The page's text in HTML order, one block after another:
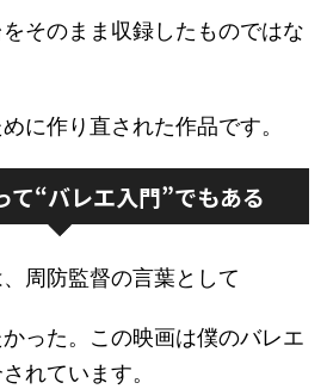
そのまま収録したものではな
に作り直された作品です。
て“バレエ入門”でもある
周防監督の言葉として
かった。この映画は僕のバレエ
れています。